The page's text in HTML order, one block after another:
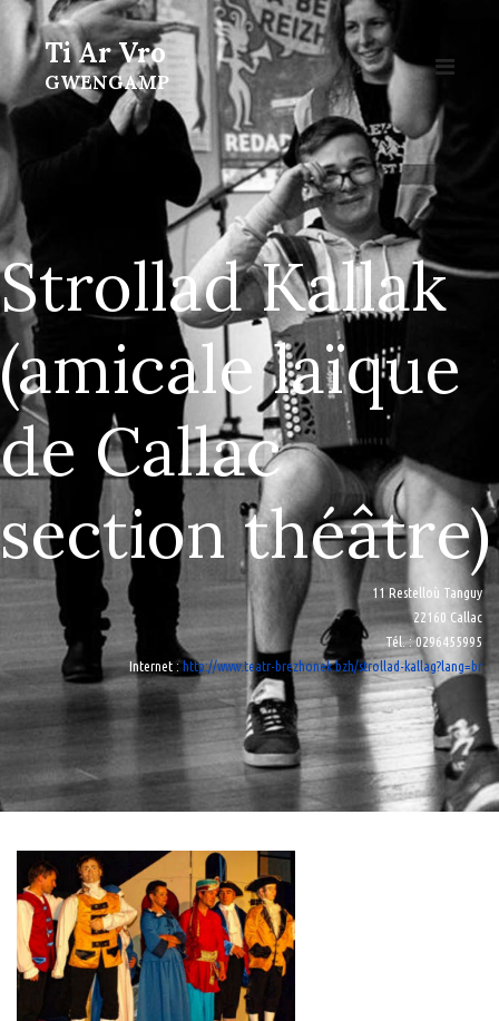
Ti Ar Vro
GWENGAMP
Strollad Kallak
(amicale laïque
de Callac
section théâtre)
11 Restelloù Tanguy
22160 Callac
Tél.: 0296455995
Internet : http://www.teatr-brezhonek.bzh/strollad-kallag?lang=br